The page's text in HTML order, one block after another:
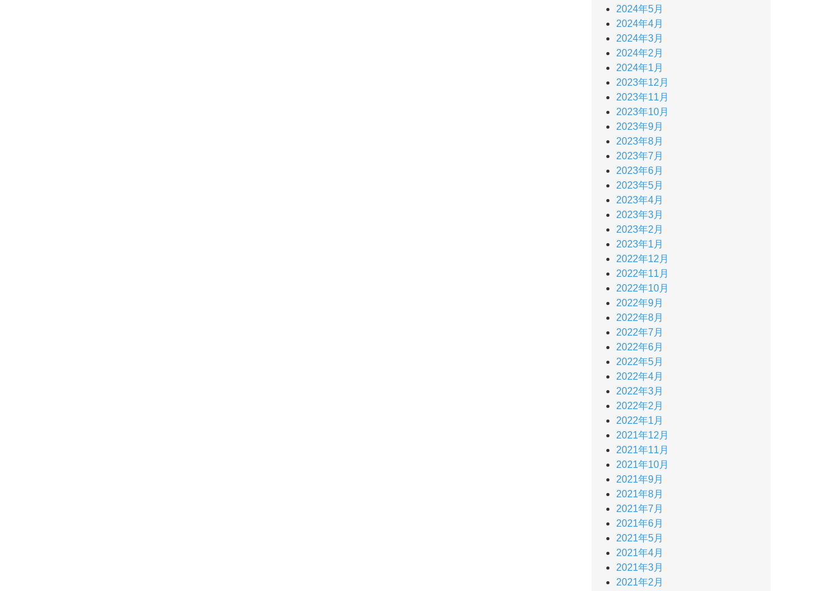
2024年5月
2024年4月
2024年3月
2024年2月
2024年1月
2023年12月
2023年11月
2023年10月
2023年9月
2023年8月
2023年7月
2023年6月
2023年5月
2023年4月
2023年3月
2023年2月
2023年1月
2022年12月
2022年11月
2022年10月
2022年9月
2022年8月
2022年7月
2022年6月
2022年5月
2022年4月
2022年3月
2022年2月
2022年1月
2021年12月
2021年11月
2021年10月
2021年9月
2021年8月
2021年7月
2021年6月
2021年5月
2021年4月
2021年3月
2021年2月